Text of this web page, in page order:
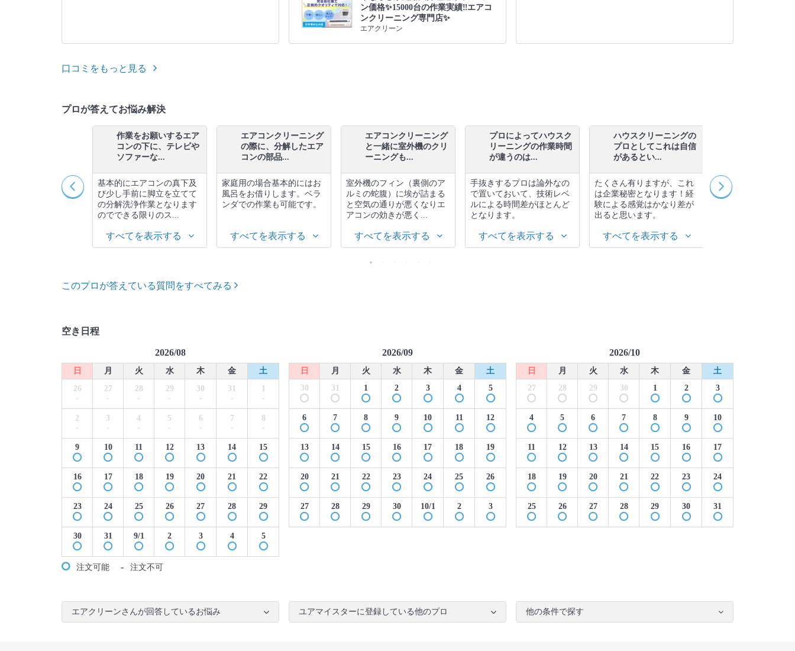
ン価格✨15000台の作業実績‼️エアコ
ンクリーニング専門店✨
エアクリーン
口コミをもっと見る
プロが答えてお悩み解決
に関係するので簡
えするのは難しい
作業をお願いするエア
コンの下に、テレビや
ソファーな...
基本的にエアコンの真下及
び少し手前に脚立を立てて
の分解洗浄作業となります
のでできる限りのス...
すべてを表示する
エアコンクリーニング
の際に、分解したエア
コンの部品...
家庭用の場合基本的にはお
風呂をお借りします。ベラ
ンダでの作業も可能です。
すべてを表示する
エアコンクリーニング
と一緒に室外機のクリ
ーニングも...
室外機のフィン（裏側のア
ルミの蛇腹）に埃が詰まる
と空気の通りが悪くなりエ
アコンの効きが悪く...
すべてを表示する
プロによってハウスク
リーニングの作業時間
が違うのは...
手抜きするプロは論外なの
で置いておいて、技術レベ
ルによる時間差がほとんど
となります。
すべてを表示する
ハウスクリーニングの
プロとしてこれは自信
があるとい...
たくさん有りますが、これ
は企業秘密となります！経
験による感覚はかなり差が
出ると思います。
すべてを表示する
移動距離に関係す
単にお答えするの
このプロが答えている質問をすべてみる
空き日程
2026/08
日 月 火 水 木 金
土
26
-
27
-
28
-
29
-
30
-
31
-
1
-
2
-
3
-
4
-
5
-
6
-
7
-
8
-
9 10 11 12 13 14 15
16 17 18 19 20 21 22
23 24 25 26 27 28 29
30 31 9/1 2 3 4 5
2026/09
日 月 火 水 木 金
土
30
31 1 2 3 4 5
6 7 8 9 10 11 12
13 14 15 16 17 18 19
20 21 22 23 24 25 26
27 28 29 30 10/1 2 3
2026/10
日 月 火 水 木 金
土
27
28 29 30 1 2 3
4 5 6 7 8 9 10
11 12 13 14 15 16 17
18 19 20 21 22 23 24
25 26 27 28 29 30 31
注文可能 - 注文不可
エアクリーンさんが回答しているお悩み ユアマイスターに登録している他のプロ 他の条件で探す